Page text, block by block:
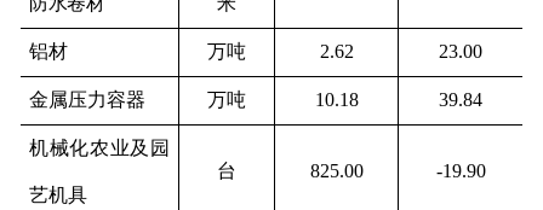
铝材 万吨 2.62 23.00
金属压力容器 万吨 10.18 39.84
机械化农业及园
艺机具
台 825.00 -19.90